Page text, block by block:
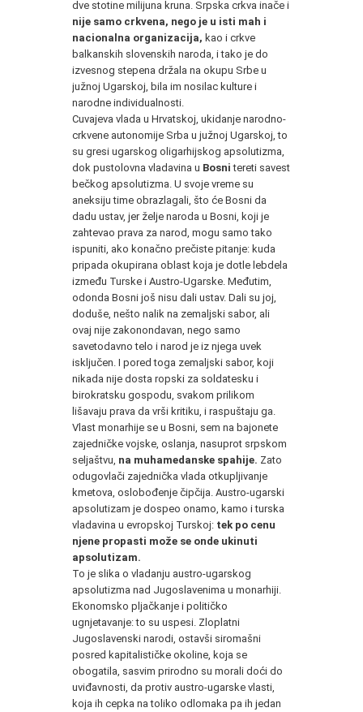
dve stotine milijuna kruna. Srpska crkva inače i
nije samo crkvena, nego je u isti mah i
nacionalna organizacija, kao i crkve
balkanskih slovenskih naroda, i tako je do
izvesnog stepena držala na okupu Srbe u
južnoj Ugarskoj, bila im nosilac kulture i
narodne individualnosti.
Cuvajeva vlada u Hrvatskoj, ukidanje narodno-
crkvene autonomije Srba u južnoj Ugarskoj, to
su gresi ugarskog oligarhijskog apsolutizma,
dok pustolovna vladavina u Bosnitereti savest
bečkog apsolutizma. U svoje vreme su
aneksiju time obrazlagali, što će Bosni da
dadu ustav, jer želje naroda u Bosni, koji je
zahtevao prava za narod, mogu samo tako
ispuniti, ako konačno prečiste pitanje: kuda
pripada okupirana oblast koja je dotle lebdela
između Turske i Austro-Ugarske. Međutim,
odonda Bosni još nisu dali ustav. Dali su joj,
doduše, nešto nalik na zemaljski sabor, ali
ovaj nije zakonondavan, nego samo
savetodavno telo i narod je iz njega uvek
isključen. I pored toga zemaljski sabor, koji
nikada nije dosta ropski za soldatesku i
birokratsku gospodu, svakom prilikom
lišavaju prava da vrši kritiku, i raspuštaju ga.
Vlast monarhije se u Bosni, sem na bajonete
zajedničke vojske, oslanja, nasuprot srpskom
seljaštvu, na muhamedanske spahije. Zato
odugovlači zajednička vlada otkupljivanje
kmetova, oslobođenje čipčija. Austro-ugarski
apsolutizam je dospeo onamo, kamo i turska
vladavina u evropskoj Turskoj: tek po cenu
njene propasti može se onde ukinuti
apsolutizam.
To je slika o vladanju austro-ugarskog
apsolutizma nad Jugoslavenima u monarhiji.
Ekonomsko pljačkanje i političko
ugnjetavanje: to su uspesi. Zloplatni
Jugoslavenski narodi, ostavši siromašni
posred kapitalističke okoline, koja se
obogatila, sasvim prirodno su morali doći do
uviđavnosti, da protiv austro-ugarske vlasti,
koja ih cepka na toliko odlomaka pa ih jedan